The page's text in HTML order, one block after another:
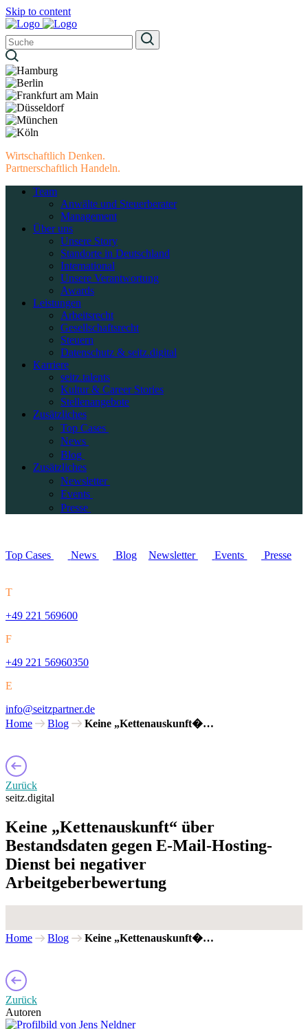
Skip to content
Wirtschaftlich Denken.
Partnerschaftlich Handeln.
Team
Anwälte und Steuerberater
Management
Über uns
Unsere Story
Standorte in Deutschland
International
Unsere Verantwortung
Awards
Leistungen
Arbeitsrecht
Gesellschaftsrecht
Steuern
Datenschutz & seitz.digital
Karriere
seitz.talents
Kultur & Career Stories
Stellenangebote
Zusätzliches
Top Cases
News
Blog
Zusätzliches
Newsletter
Events
Presse
Top Cases News Blog Newsletter Events Presse
T
+49 221 569600
F
+49 221 56960350
E
info@seitzpartner.de
Home
Blog Keine „Kettenauskunft�…
Zurück
seitz.digital
Keine „Kettenauskunft“ über
Bestandsdaten gegen E-Mail-Hosting-
Dienst bei negativer
Arbeitgeberbewertung
Home Blog Keine „Kettenauskunft�…
Zurück
Autoren